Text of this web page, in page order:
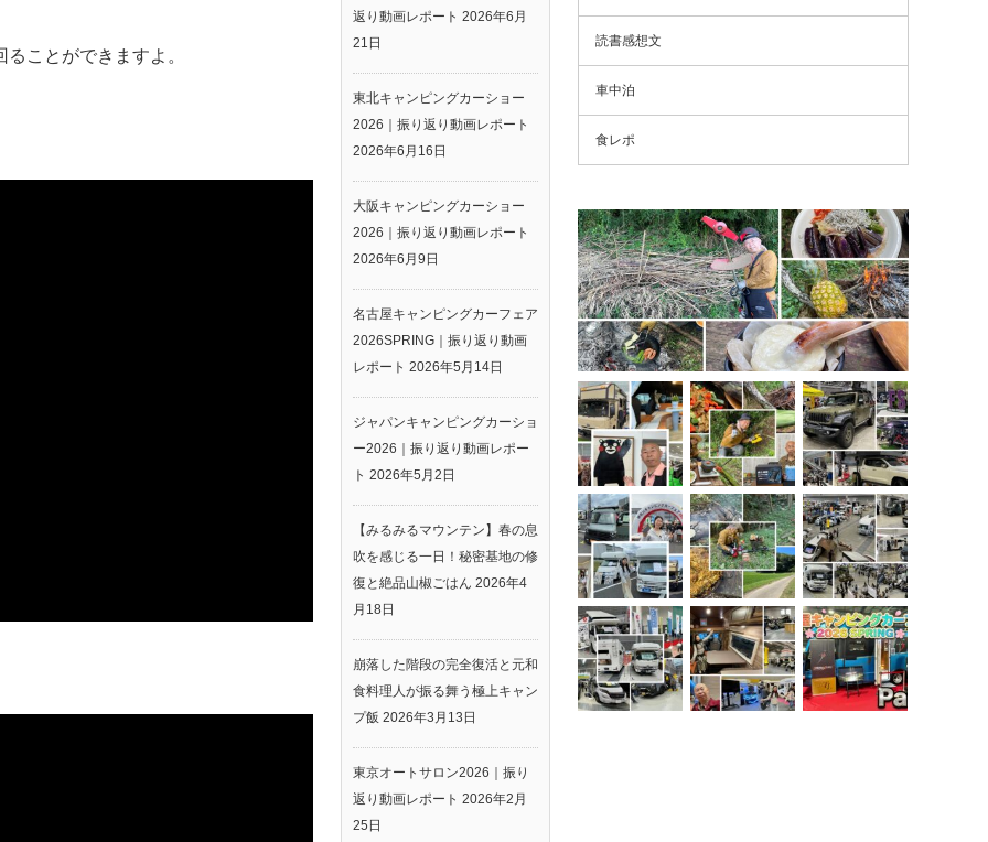
ことができますよ。
返り動画レポート 2026年6月
21日
東北キャンピングカーショー
2026｜振り返り動画レポート
2026年6月16日
大阪キャンピングカーショー
2026｜振り返り動画レポート
2026年6月9日
名古屋キャンピングカーフェア
2026SPRING｜振り返り動画
レポート 2026年5月14日
ジャパンキャンピングカーショ
ー2026｜振り返り動画レポー
ト 2026年5月2日
【みるみるマウンテン】春の息
吹を感じる一日！秘密基地の修
復と絶品山椒ごはん 2026年4
月18日
崩落した階段の完全復活と元和
食料理人が振る舞う極上キャン
プ飯 2026年3月13日
東京オートサロン2026｜振り
返り動画レポート 2026年2月
25日
読書感想文
車中泊
食レポ